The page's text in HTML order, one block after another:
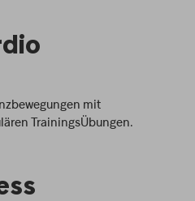
mit
TrainingsÜbungen.